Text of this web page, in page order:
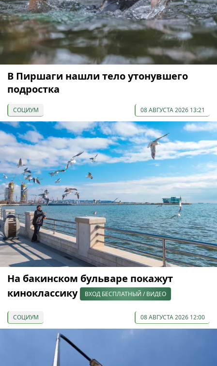
В Пиршаги нашли тело утонувшего
подростка
СОЦИУМ 08 АВГУСТА 2026 13:21
На бакинском бульваре покажут
киноклассику
ВХОД БЕСПЛАТНЫЙ / ВИДЕО
СОЦИУМ 08 АВГУСТА 2026 12:00